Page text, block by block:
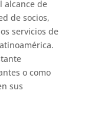
m
p
ar
ti
r
alcance de
de socios,
servicios de
o como
sus